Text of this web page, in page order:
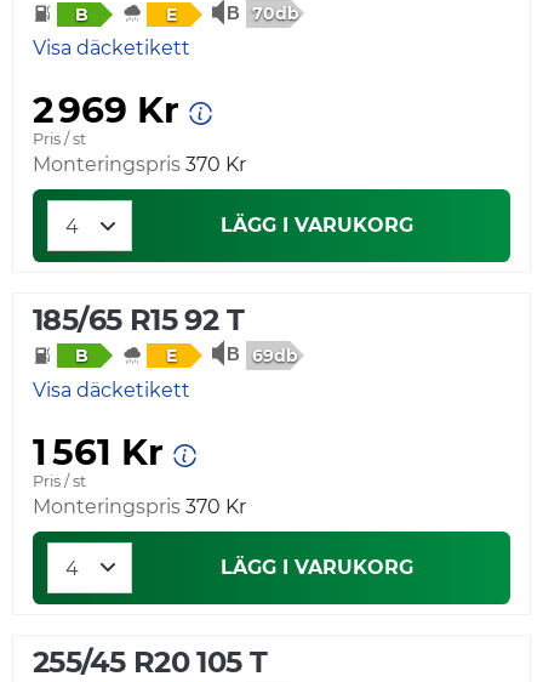
B E 70db
Visa däcketikett
2 969 Kr
Pris / st
Monteringspris 370 Kr
LÄGG I VARUKORG
185/65 R15 92 T
B E 69db
Visa däcketikett
1 561 Kr
Pris / st
Monteringspris 370 Kr
LÄGG I VARUKORG
255/45 R20 105 T